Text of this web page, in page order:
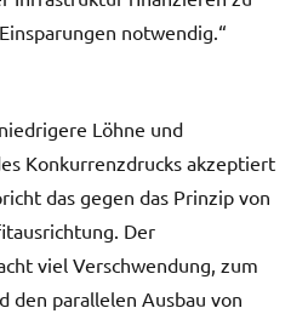
notwendig.“
Löhne und
Konkurrenzdrucks akzeptiert
das gegen das Prinzip von
Der
viel Verschwendung, zum
den parallelen Ausbau von